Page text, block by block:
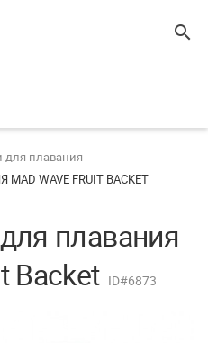
search
для плавания
WAVE FRUIT BACKET
плавания
Backet ID#6873